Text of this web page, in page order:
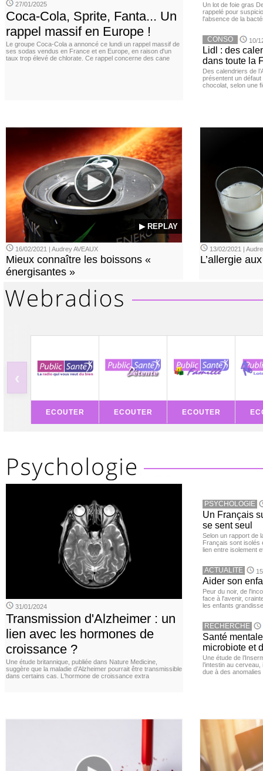
27/01/2025
Coca-Cola, Sprite, Fanta... Un
rappel massif en Europe !
Le groupe Coca-Cola a annoncé ce lundi un rappel massif de
ses sodas vendus en France et en Europe, en raison d'un
taux trop élevé de chlorate. Ce rappel concerne des cane
Un lot de foie gras
rappelé pour
l'absence de la
CONSO 10/
Lidl : des
dans toute la
Des calendriers de
présentent un défaut
chocolat, selon une
▶ REPLAY
16/02/2021 | Audrey AVEAUX
Mieux connaître les boissons «
énergisantes »
13/02/2021 |
L’allergie
‹
ECOUTER ECOUTER ECOUTER
31/01/2024
Transmission d'Alzheimer : un
lien avec les hormones de
croissance ?
Une étude britannique, publiée dans Nature Medicine,
suggère que la maladie d’Alzheimer pourrait être transmissible
dans certains cas. L'hormone de croissance extra
PSYCHOLOGIE
Un Français
se sent seul
Selon un rapport de
Français sont isolés
lien entre isolement
ACTUALITE
Aider son
Peur du noir, de
face à l'avenir,
les enfants
RECHERCHE
Santé
microbiote et
Une étude de
l’intestin au
due à des